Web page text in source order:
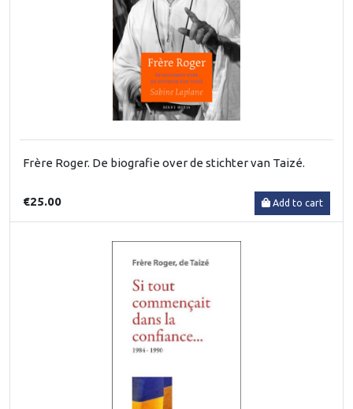
Frère Roger. De biografie over de stichter van Taizé.
€25.00 Add to cart